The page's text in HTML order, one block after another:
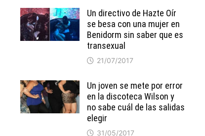
Un directivo de Hazte Oír
se besa con una mujer en
Benidorm sin saber que es
transexual
21/07/2017
Un joven se mete por error
en la discoteca Wilson y
no sabe cuál de las salidas
elegir
31/05/2017